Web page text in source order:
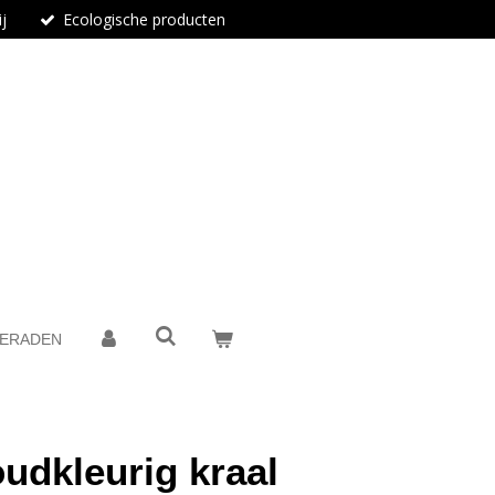
Ecologische producten
kraal